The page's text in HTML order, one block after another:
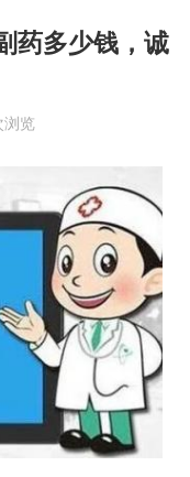
药多少钱，诚
览